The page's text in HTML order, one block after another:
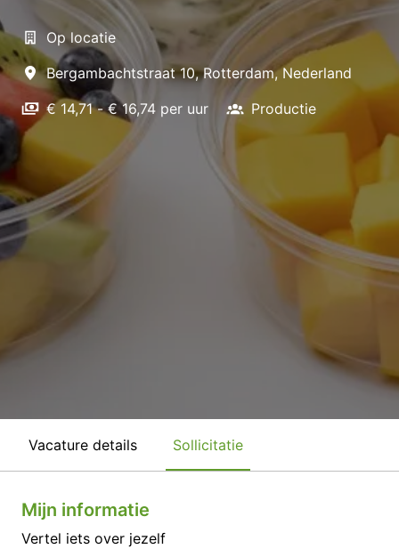
Op locatie
Bergambachtstraat 10, Rotterdam, Nederland
€ 14,71 - € 16,74 per uur
Productie
Vacature details Sollicitatie
Mijn informatie
Vertel iets over jezelf